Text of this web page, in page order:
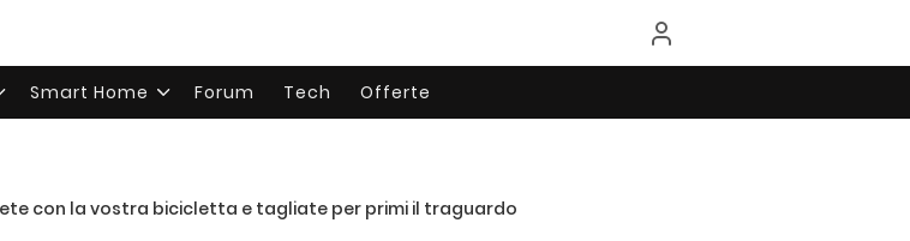
Smart Home Forum Tech Offerte
con la vostra bicicletta e tagliate per primi il traguardo